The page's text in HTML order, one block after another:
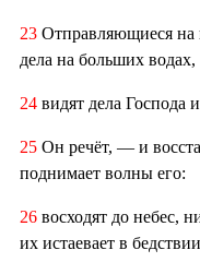
23 Отправляющиеся на
дела на больших водах,
24 видят дела Господа
25 Он речёт, — и
поднимает волны его:
26 восходят до небес,
их истаевает в